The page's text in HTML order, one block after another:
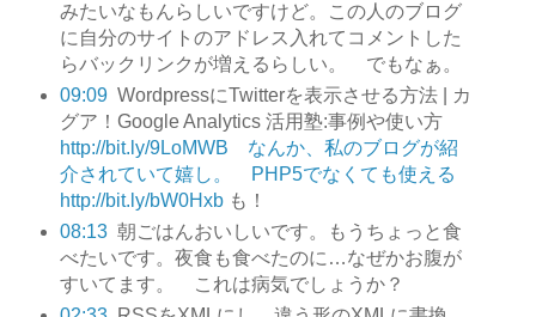
みたいなもんらしいですけど。この人のブログ
に自分のサイトのアドレス入れてコメントした
らバックリンクが増えるらしい。 でもなぁ。
09:09 WordpressにTwitterを表示させる方法 | カ
グア！Google Analytics 活用塾:事例や使い方
http://bit.ly/9LoMWB なんか、私のブログが紹
介されていて嬉し。 PHP5でなくても使える
http://bit.ly/bW0Hxbも！
08:13 朝ごはんおいしいです。もうちょっと食
べたいです。夜食も食べたのに…なぜかお腹が
すいてます。 これは病気でしょうか？